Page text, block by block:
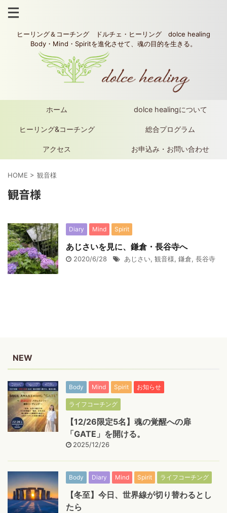
ヒーリング＆コーチング ドルチェ・ヒーリング dolce healing
Body・Mind・Spiritを進化させて、魂の目的を生きる。
ホーム dolce healingについて
ヒーリング&コーチング 総合プログラム
アクセス お申込み・お問い合わせ
HOME > 観音様
観音様
Diary Mind Spirit
あじさいを見に、鎌倉・長谷寺へ
2020/6/28 あじさい, 観音様, 鎌倉, 長谷寺
NEW
Body Mind Spirit お知らせ
ライフコーチング
【12/26限定5名】魂の覚醒への扉
「GATE」を開ける。
2025/12/26
Body Diary Mind Spirit ライフコーチング
【冬至】今日、世界線が切り替わるとし
たら